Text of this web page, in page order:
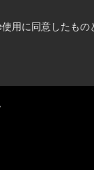
用に同意したも